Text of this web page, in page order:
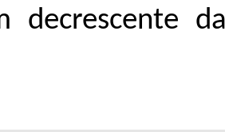
decrescente